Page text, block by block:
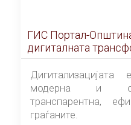
ГИС Портал-
дигиталната
модерна и
транспарентна,
граѓаните.